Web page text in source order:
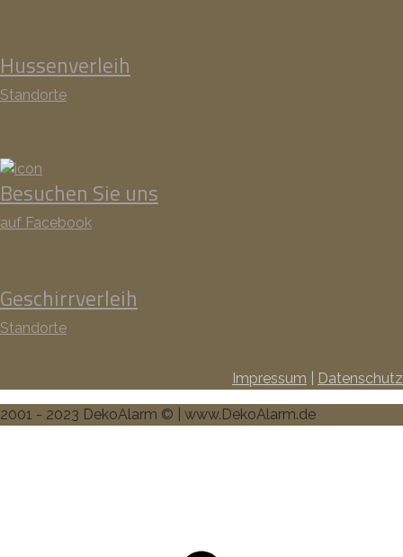
Hussenverleih
Standorte
Besuchen Sie uns
auf Facebook
Geschirrverleih
Standorte
Impressum Datenschutz
2001 - 2023 DekoAlarm © | www.DekoAlarm.de